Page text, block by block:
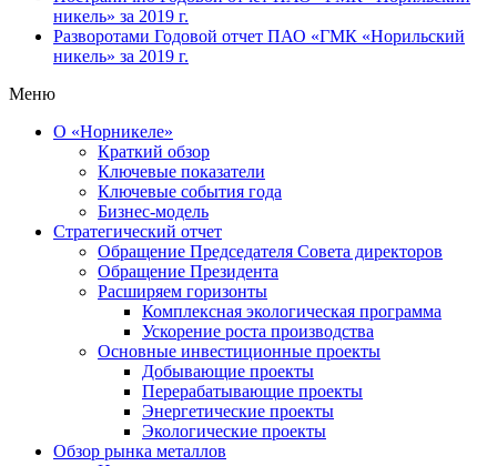
никель» за 2019 г.
Разворотами Годовой отчет ПАО «ГМК «Норильский
никель» за 2019 г.
Меню
О «Норникеле»
Краткий обзор
Ключевые показатели
Ключевые события года
Бизнес-модель
Стратегический отчет
Обращение Председателя Совета директоров
Обращение Президента
Расширяем горизонты
Комплексная экологическая программа
Ускорение роста производства
Основные инвестиционные проекты
Добывающие проекты
Перерабатывающие проекты
Энергетические проекты
Экологические проекты
Обзор рынка металлов